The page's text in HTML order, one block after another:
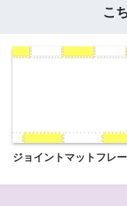
こ
ジョイントマットフレ